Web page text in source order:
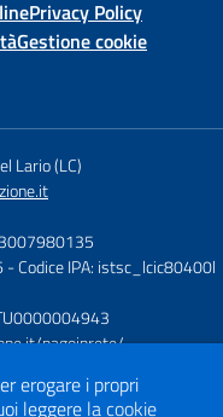
Privacy Policy
Gestione cookie
Lario (LC)
- Codice IPA: istsc_lcic80400l
pagoinrete/
erogare i propri
leggere lacookie